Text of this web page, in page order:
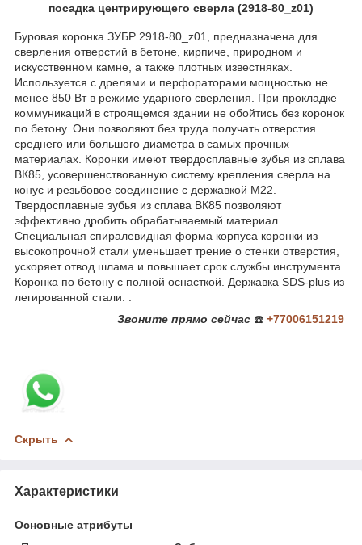
посадка центрирующего сверла (2918-80_z01)
Буровая коронка ЗУБР 2918-80_z01, предназначена для
сверления отверстий в бетоне, кирпиче, природном и
искусственном камне, а также плотных известняках.
Используется с дрелями и перфораторами мощностью не
менее 850 Вт в режиме ударного сверления. При прокладке
коммуникаций в строящемся здании не обойтись без коронок
по бетону. Они позволяют без труда получать отверстия
среднего или большого диаметра в самых прочных
материалах. Коронки имеют твердосплавные зубья из сплава
ВК85, усовершенствованную систему крепления сверла на
конус и резьбовое соединение с державкой М22.
Твердосплавные зубья из сплава ВК85 позволяют
эффективно дробить обрабатываемый материал.
Специальная спиралевидная форма корпуса коронки из
высокопрочной стали уменьшает трение о стенки отверстия,
ускоряет отвод шлама и повышает срок службы инструмента.
Коронка по бетону с полной оснасткой. Державка SDS-plus из
легированной стали. .
Звоните прямо сейчас ☎️ +77006151219
Скрыть
Характеристики
Основные атрибуты